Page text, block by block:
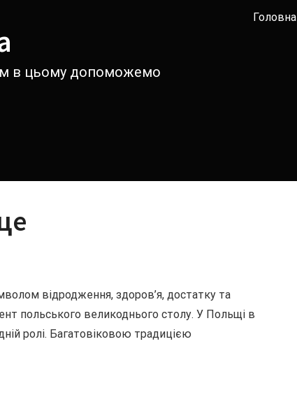
в цьому допоможемо
Головна
відродження, здоров’я, достатку та
польського великоднього столу. У Польщі в
ролі. Багатовіковою традицією